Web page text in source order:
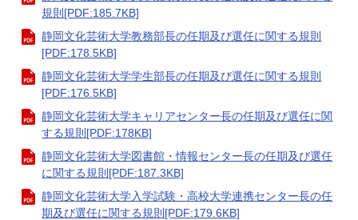
規則[PDF:185.7KB]
静岡文化芸術大学教務部長の任期及び選任に関する規則
[PDF:178.5KB]
静岡文化芸術大学学生部長の任期及び選任に関する規則
[PDF:176.5KB]
静岡文化芸術大学キャリアセンター長の任期及び選任に関
する規則[PDF:178KB]
静岡文化芸術大学図書館・情報センター長の任期及び選任
に関する規則[PDF:187.3KB]
静岡文化芸術大学入学試験・高校大学連携センター長の任
期及び選任に関する規則[PDF:179.6KB]